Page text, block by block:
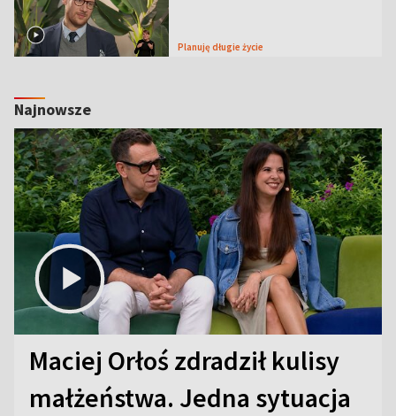
Planuję długie życie
Najnowsze
Maciej Orłoś zdradził kulisy
małżeństwa. Jedna sytuacja